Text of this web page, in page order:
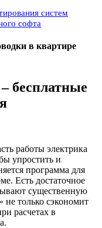
систем
софта
в квартире
бесплатные
работы электрика
упростить и
программа для
Есть достаточное
существенную
не только сэкономит
расчетах в